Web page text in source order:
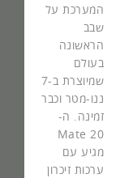
המערכת על
שבב
הראשונה
בעולם
שמיוצרת ב-7
ננו-מטר וכבר
זמינה. ה-
Mate 20
מגיע עם
ערכות זיכרון